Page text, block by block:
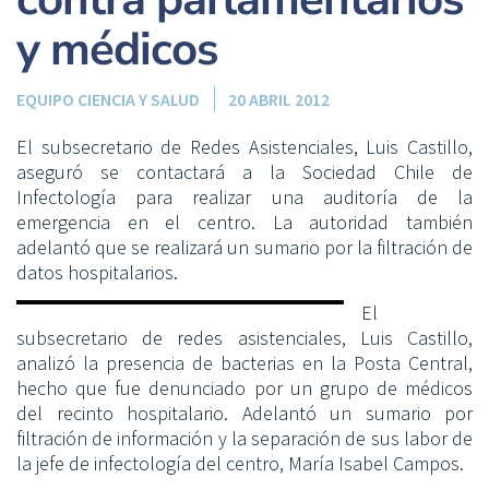
y médicos
EQUIPO CIENCIA Y SALUD 20 ABRIL 2012
El subsecretario de Redes Asistenciales, Luis Castillo,
aseguró se contactará a la Sociedad Chile de
Infectología para realizar una auditoría de la
emergencia en el centro. La autoridad también
adelantó que se realizará un sumario por la filtración de
datos hospitalarios.
El
subsecretario de redes asistenciales, Luis Castillo,
analizó la presencia de bacterias en la Posta Central,
hecho que fue denunciado por un grupo de médicos
del recinto hospitalario. Adelantó un sumario por
filtración de información y la separación de sus labor de
la jefe de infectología del centro, María Isabel Campos.